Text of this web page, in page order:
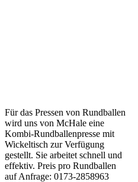
Für das Pressen von Rundballen
wird uns von McHale eine
Kombi-Rundballenpresse mit
Wickeltisch zur Verfügung
gestellt. Sie arbeitet schnell und
effektiv. Preis pro Rundballen
auf Anfrage: 0173-2858963